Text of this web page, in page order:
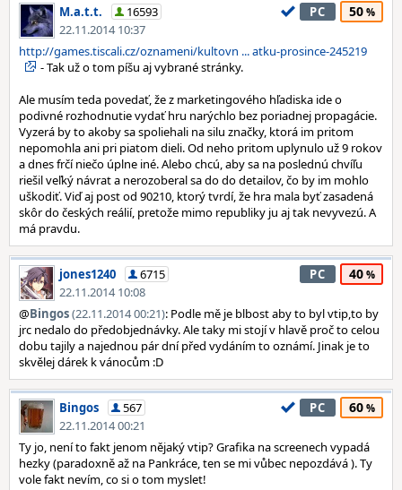
M.a.t.t.
16593
22.11.2014 10:37
PC 50
http://games.tiscali.cz/oznameni/kultovn ... atku-prosince-245219
- Tak už o tom píšu aj vybrané stránky.
Ale musím teda povedať, že z marketingového hľadiska ide o
podivné rozhodnutie vydať hru narýchlo bez poriadnej propagácie.
Vyzerá by to akoby sa spoliehali na silu značky, ktorá im pritom
nepomohla ani pri piatom dieli. Od neho pritom uplynulo už 9 rokov
a dnes frčí niečo úplne iné. Alebo chcú, aby sa na poslednú chvíľu
riešil veľký návrat a nerozoberal sa do do detailov, čo by im mohlo
uškodiť. Viď aj post od 90210, ktorý tvrdí, že hra mala byť zasadená
skôr do českých reálií, pretože mimo republiky ju aj tak nevyvezú. A
má pravdu.
jones1240
6715
22.11.2014 10:08
PC 40
@Bingos(22.11.2014 00:21): Podle mě je blbost aby to byl vtip,to by
jrc nedalo do předobjednávky. Ale taky mi stojí v hlavě proč to celou
dobu tajily a najednou pár dní před vydáním to oznámí. Jinak je to
skvělej dárek k vánocům :D
Bingos
567
22.11.2014 00:21
PC 60
Ty jo, není to fakt jenom nějaký vtip? Grafika na screenech vypadá
hezky (paradoxně až na Pankráce, ten se mi vůbec nepozdává ). Ty
vole fakt nevím, co si o tom myslet!